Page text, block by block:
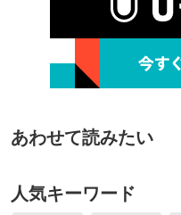
あわせて読みたい
人気キーワード